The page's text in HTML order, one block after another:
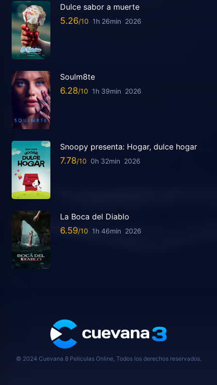
Dulce sabor a muerte
5.26 1h 26min 2026
Soulm8te
6.28 1h 39min 2026
Snoopy presenta: Hogar, dulce hogar
7.78 0h 32min 2026
La Boca del Diablo
6.59 1h 46min 2026
© 2024 Cuevana 8 Peliculas Online, Todos los derechos reservados.